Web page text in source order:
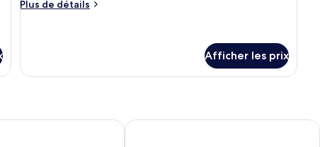
chambre :
lits
Plus de détails
Plus
classique,
Afficher les prix
Spark By Hilton Montreal Midtown